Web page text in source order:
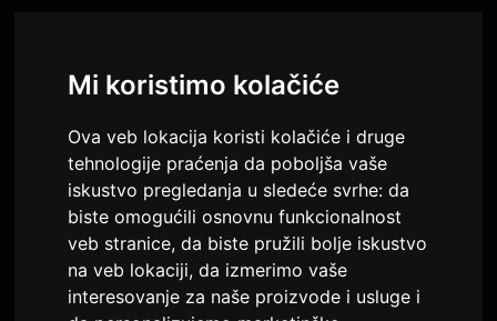
Mi koristimo kolačiće
Ova veb lokacija koristi kolačiće i druge
tehnologije praćenja da poboljša vaše
iskustvo pregledanja u sledeće svrhe:da
biste omogućili osnovnu funkcionalnost
veb stranice,da biste pružili bolje iskustvo
na veb lokaciji,da izmerimo vaše
interesovanje za naše proizvode i usluge i
петак 7. авг
06:00 - 10:00
Vince
Vince
4 sata dnevno, sa njegovim slatkim glasom... (i
nije baš tako sladak, zapravo)